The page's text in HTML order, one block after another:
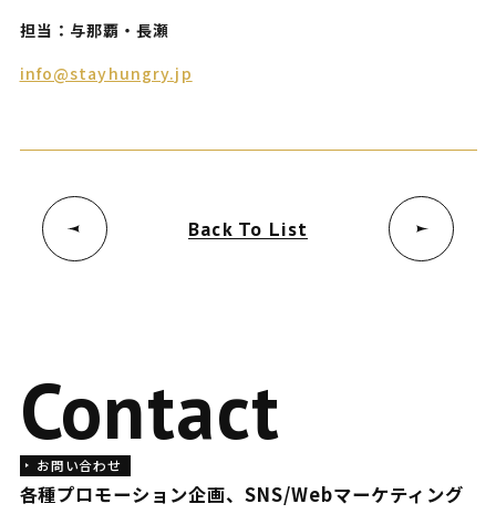
担当：与那覇・長瀬
info@stayhungry.jp
Back To List
Contact
お問い合わせ
各種プロモーション企画、SNS/Webマーケティング